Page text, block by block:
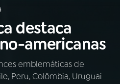
VIVO
destaca
americanas
emblemáticas de
Peru, Colômbia, Uruguai